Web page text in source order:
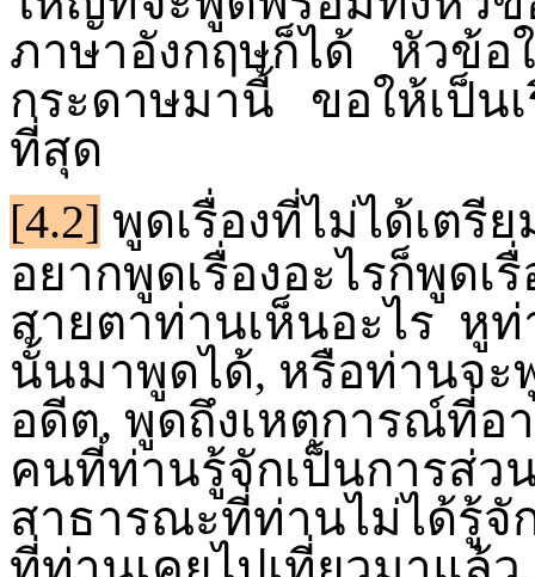
ภาษาอังกฤษก็ได้ หัวข้อ
กระดาษมานี้ ขอให้เป็น
ที่สุด
[4.2] พูดเรื่องที่ไม่ได้เตรี
อยากพูดเรื่องอะไรก็พูดเ
สายตาท่านเห็นอะไร หูท่
นั้นมาพูดได้, หรือท่านจะ
อดีต, พูดถึงเหตุการณ์ที่อ
คนที่ท่านรู้จักเป็นการส่ว
สาธารณะที่ท่านไม่ได้รู้จั